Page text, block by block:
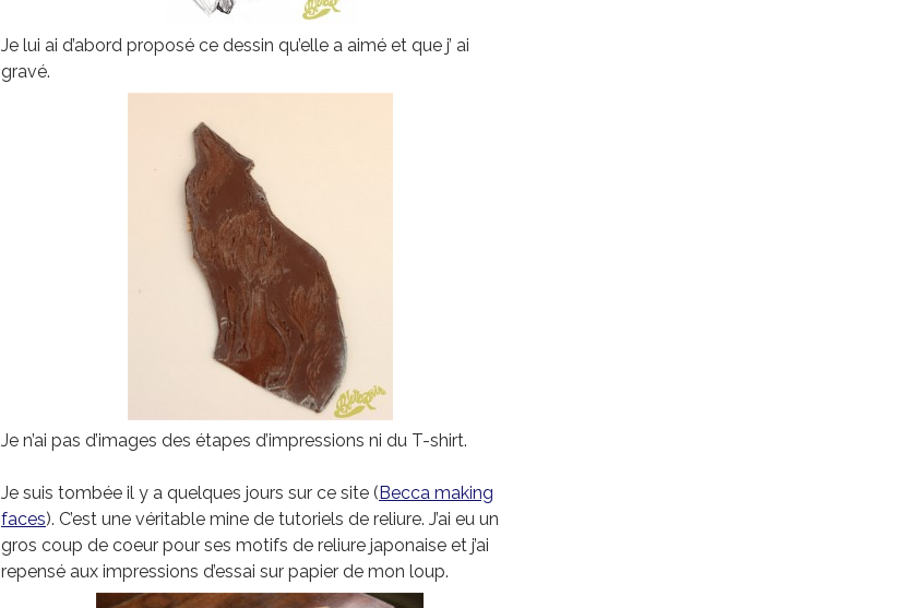
Je lui ai d’abord proposé ce dessin qu’elle a aimé et que j’ ai
gravé.
Je n’ai pas d’images des étapes d’impressions ni du T-shirt.
Je suis tombée il y a quelques jours sur ce site (Becca making
faces). C’est une véritable mine de tutoriels de reliure. J’ai eu un
gros coup de coeur pour ses motifs de reliure japonaise et j’ai
repensé aux impressions d’essai sur papier de mon loup.